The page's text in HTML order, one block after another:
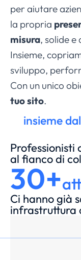
per aiutare
la propria
misura, solide e
Insieme,
sviluppo,
Con un unico
tuo sito.
insieme dal
Professionisti
al fianco di
30+
Ci hanno già
infrastruttura